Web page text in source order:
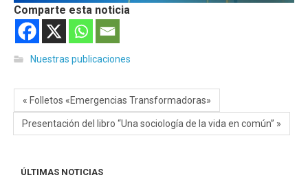
Comparte esta noticia
Nuestras publicaciones
« Folletos «Emergencias Transformadoras»
Presentación del libro “Una sociología de la vida en común” »
ÚLTIMAS NOTICIAS